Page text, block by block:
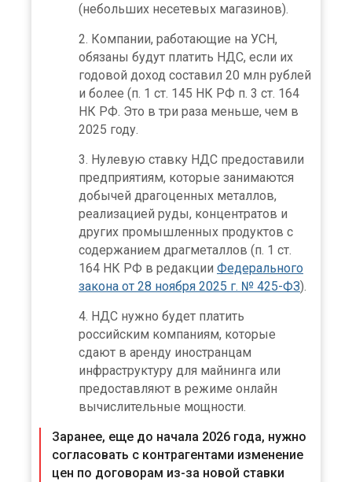
(небольших несетевых магазинов).
Компании, работающие на УСН,
обязаны будут платить НДС, если их
годовой доход составил 20 млн рублей
и более (п. 1 ст. 145 НК РФ п. 3 ст. 164
НК РФ. Это в три раза меньше, чем в
2025 году.
Нулевую ставку НДС предоставили
предприятиям, которые занимаются
добычей драгоценных металлов,
реализацией руды, концентратов и
других промышленных продуктов с
содержанием драгметаллов (п. 1 ст.
164 НК РФ в редакции Федерального
закона от 28 ноября 2025 г. № 425-ФЗ).
НДС нужно будет платить
российским компаниям, которые
сдают в аренду иностранцам
инфраструктуру для майнинга или
предоставляют в режиме онлайн
вычислительные мощности.
Заранее, еще до начала 2026 года, нужно
согласовать с контрагентами изменение
цен по договорам из-за новой ставки